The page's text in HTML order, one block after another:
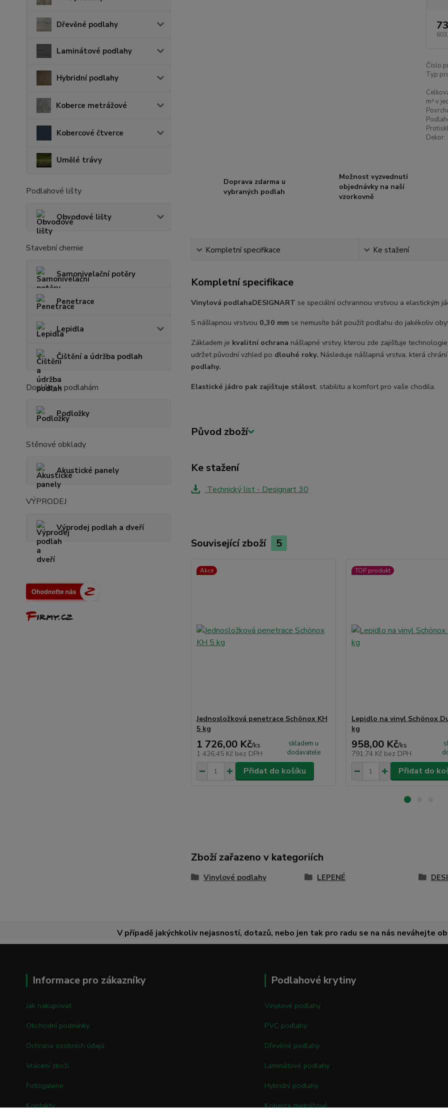
Dřevěné podlahy
Laminátové podlahy
Hybridní podlahy
Koberce metrážové
Kobercové čtverce
Umělé trávy
Podlahové lišty
Obvodové lišty
Stavební chemie
Samonivelační potěry
Penetrace
Lepidla
Čištění a údržba podlah
Doplňky k podlahám
Podložky
Stěnové obklady
Akustické panely
VÝPRODEJ
Výprodej podlah a dveří
Číslo
Typ
m² v
Dekor:
Doprava zdarma u
vybraných podlah
Možnost vyzvednutí
objednávky na naší
vzorkovně
Kompletní specifikace Ke stažení
Kompletní specifikace
Vinylová podlahaDESIGNART se speciální ochrannou vrstvou a elastickým
S nášlapnou vrstvou 0,30 mm se nemusíte bát použít podlahu do jakékoliv
Základem je kvalitní ochrana nášlapné vrstvy, kterou zde zajišťuje
udržet původní vzhled po dlouhé roky. Následuje nášlapná vrstva, která
podlahy.
Elastické jádro pak zajištuje stálost, stabilitu a komfort pro vaše chodila.
Původ zboží
Ke stažení
Technický list - Designart 30
Související zboží 5
Akce
Jednosložková penetrace Schönox KH
5 kg
1 726,00 Kč/ks
1 426,45 Kč bez DPH
skladem u
dodavatele
Přidat do košíku
TOP produkt
Lepidlo na vinyl Schönox
kg
958,00 Kč/ks
791,74 Kč bez DPH
Přidat do
Zboží zařazeno v kategoriích
Vinylové podlahy LEPENÉ
V případě jakýchkoliv nejasností, dotazů, nebo jen tak pro radu se na nás neváhejte
Informace pro zákazníky
Jak nakupovat
Obchodní podmínky
Ochrana osobních údajů
Vrácení zboží
Fotogalerie
Kontakty
Podlahové krytiny
Vinylové podlahy
PVC podlahy
Dřevěné podlahy
Laminátové podlahy
Hybridní podlahy
Koberce metrážové